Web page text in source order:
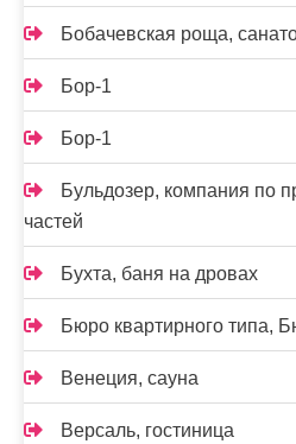
Бобачевская роща,
Бор-1
Бор-1
Бульдозер, компания по
частей
Бухта, баня на дровах
Бюро квартирного типа,
Венеция, сауна
Версаль, гостиница